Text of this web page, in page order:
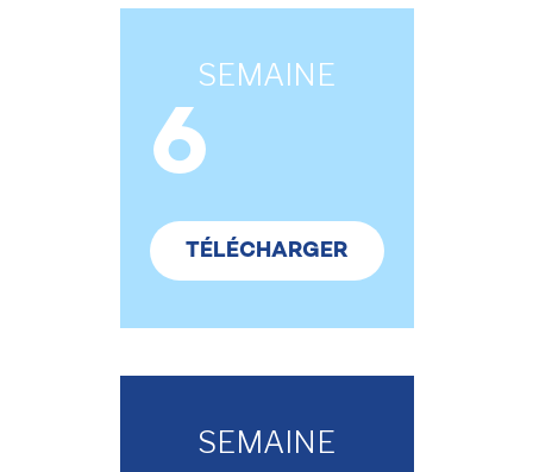
SEMAINE
6
TÉLÉCHARGER
SEMAINE